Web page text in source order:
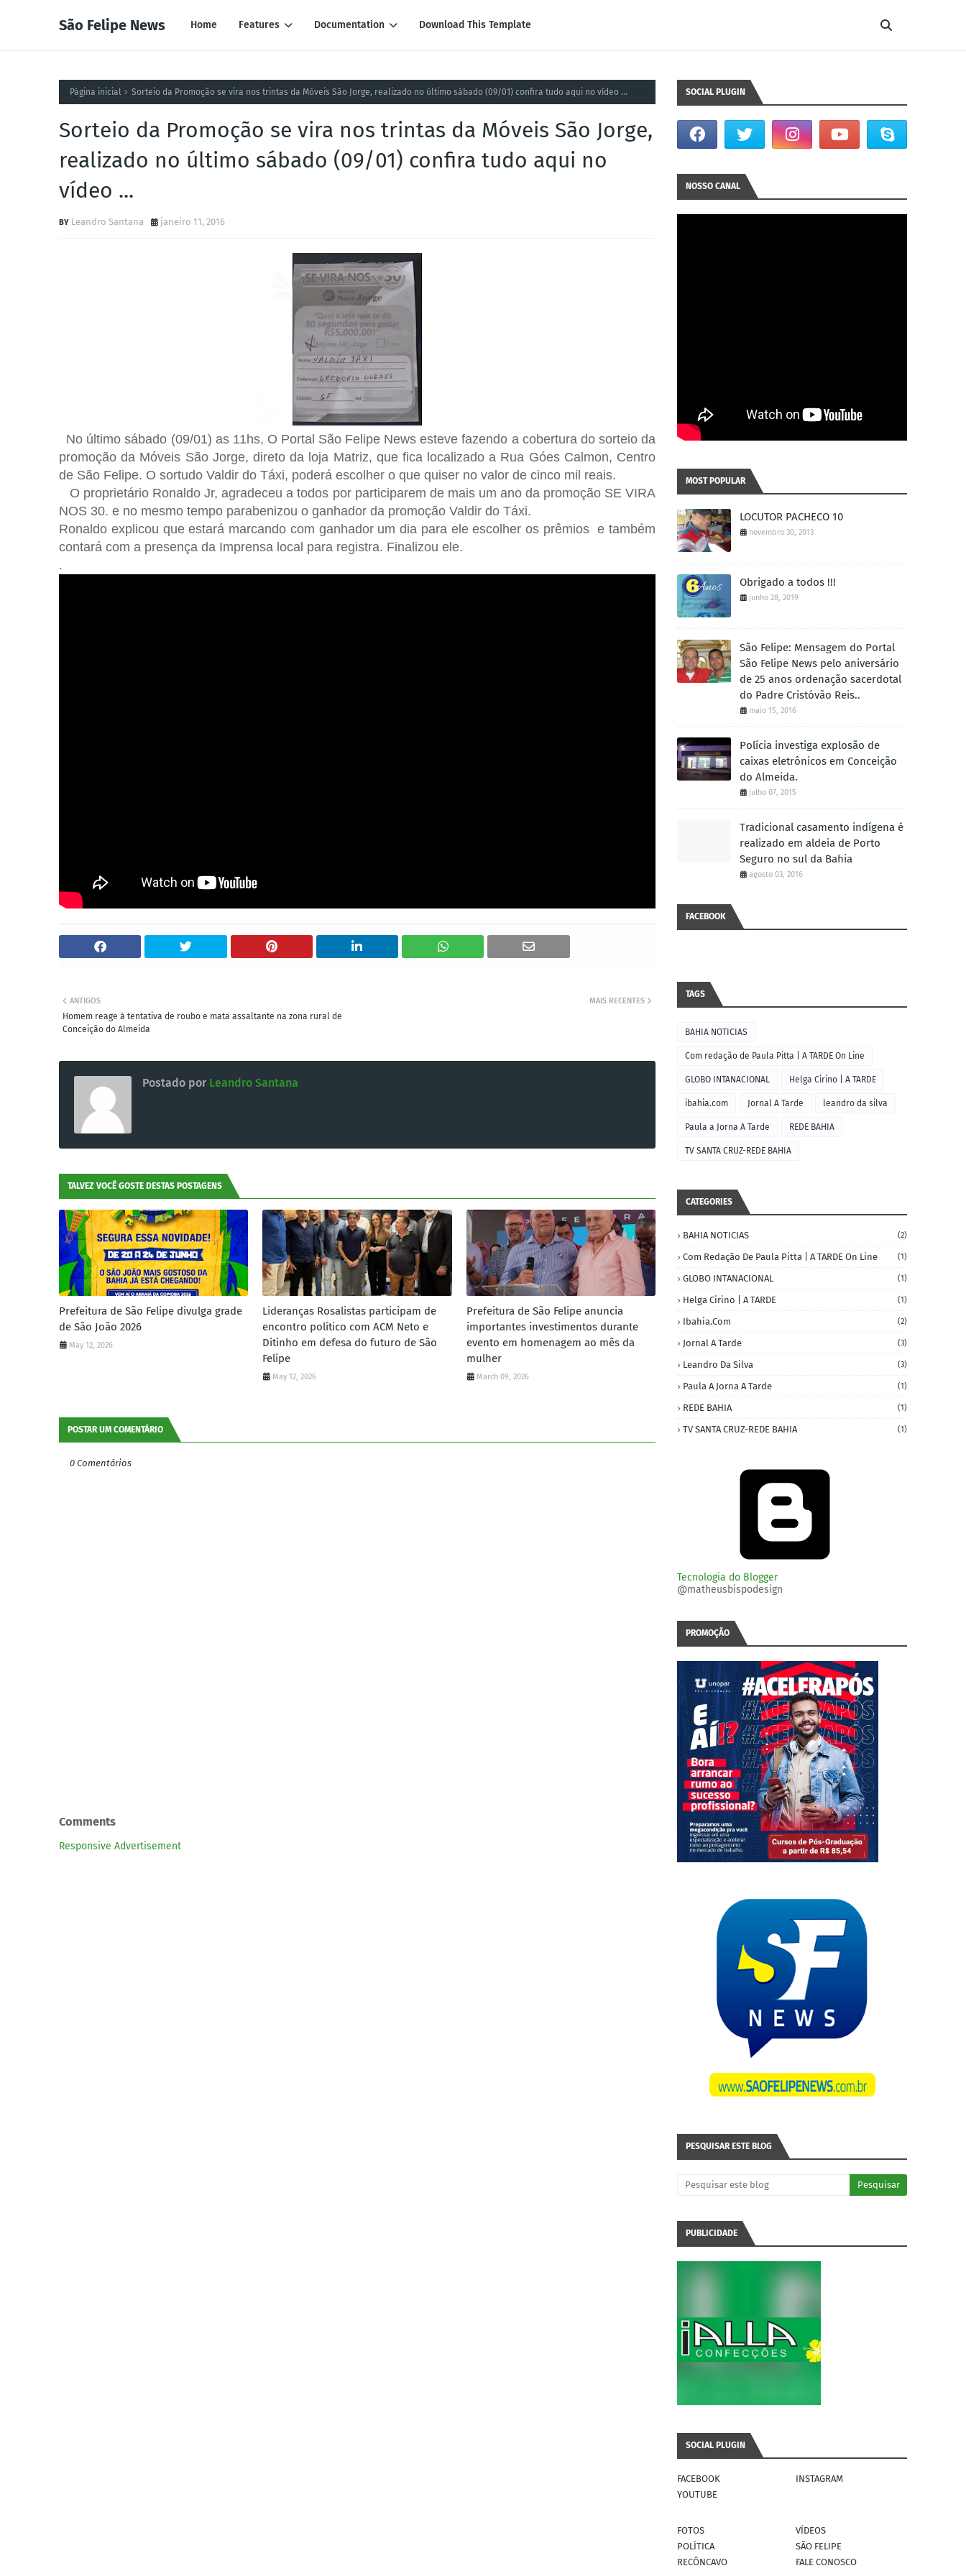
São Felipe News Home Features Documentation Download This Template
Página inicial Sorteio da Promoção se vira nos trintas da Móveis São Jorge, realizado no último sábado (09/01) confira tudo aqui no vídeo ...
Sorteio da Promoção se vira nos trintas da Móveis São Jorge,
realizado no último sábado (09/01) confira tudo aqui no
vídeo ...
Leandro Santana janeiro 11, 2016
No último sábado (09/01) as 11hs, O Portal São Felipe News esteve fazendo a cobertura do sorteio da
promoção da Móveis São Jorge, direto da loja Matriz, que fica localizado a Rua Góes Calmon, Centro
de São Felipe. O sortudo Valdir do Táxi, poderá escolher o que quiser no valor de cinco mil reais.
O proprietário Ronaldo Jr, agradeceu a todos por participarem de mais um ano da promoção SE VIRA
NOS 30. e no mesmo tempo parabenizou o ganhador da promoção Valdir do Táxi.
Ronaldo explicou que estará marcando com ganhador um dia para ele escolher os prêmios e também
contará com a presença da Imprensa local para registra. Finalizou ele.
.
MAIS RECENTES
ANTIGOS
Homem reage à tentativa de roubo e mata assaltante na zona rural de
Conceição do Almeida
Postado por Leandro Santana
TALVEZ VOCÊ GOSTE DESTAS POSTAGENS
Prefeitura de São Felipe divulga grade
de São João 2026
May 12, 2026
Lideranças Rosalistas participam de
encontro político com ACM Neto e
Ditinho em defesa do futuro de São
Felipe
May 12, 2026
Prefeitura de São Felipe anuncia
importantes investimentos durante
evento em homenagem ao mês da
mulher
March 09, 2026
POSTAR UM COMENTÁRIO
0 Comentários
Comments
Responsive Advertisement
SOCIAL PLUGIN
NOSSO CANAL
MOST POPULAR
LOCUTOR PACHECO 10
novembro 30, 2013
Obrigado a todos !!!
junho 28, 2019
São Felipe: Mensagem do Portal
São Felipe News pelo aniversário
de 25 anos ordenação sacerdotal
do Padre Cristóvão Reis..
maio 15, 2016
Polícia investiga explosão de
caixas eletrônicos em Conceição
do Almeida.
julho 07, 2015
Tradicional casamento indígena é
realizado em aldeia de Porto
Seguro no sul da Bahia
agosto 03, 2016
FACEBOOK
TAGS
BAHIA NOTICIAS
Com redação de Paula Pitta | A TARDE On Line
GLOBO INTANACIONAL Helga Cirino | A TARDE
ibahia.com Jornal A Tarde leandro da silva
Paula a Jorna A Tarde REDE BAHIA
TV SANTA CRUZ-REDE BAHIA
CATEGORIES
BAHIA NOTICIAS (2)
Com Redação De Paula Pitta | A TARDE On Line (1)
GLOBO INTANACIONAL (1)
Helga Cirino | A TARDE (1)
Ibahia.com (2)
Jornal A Tarde (3)
Leandro Da Silva (3)
Paula A Jorna A Tarde (1)
REDE BAHIA (1)
TV SANTA CRUZ-REDE BAHIA (1)
Tecnologia do Blogger
@matheusbispodesign
PROMOÇÃO
PESQUISAR ESTE BLOG
PUBLICIDADE
SOCIAL PLUGIN
FACEBOOK
INSTAGRAM
YOUTUBE
FOTOS
VÍDEOS
POLÍTICA
SÃO FELIPE
RECÔNCAVO
FALE CONOSCO